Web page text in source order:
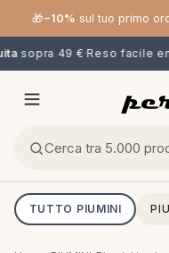
🎁−10% sul tuo primo
sopra 49 €·Reso facile
TUTTO PIUMINI